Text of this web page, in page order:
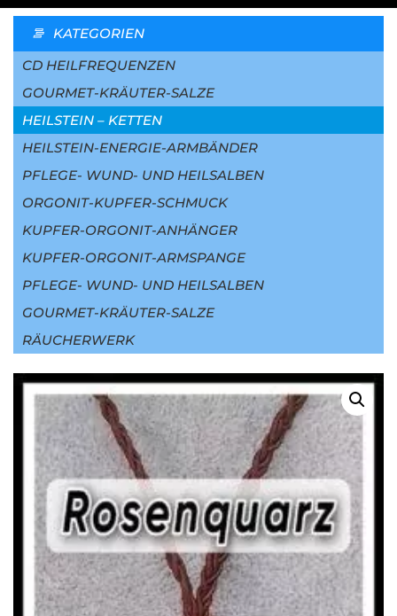
KATEGORIEN
CD HEILFREQUENZEN
GOURMET-KRÄUTER-SALZE
HEILSTEIN – KETTEN
HEILSTEIN-ENERGIE-ARMBÄNDER
PFLEGE- WUND- UND HEILSALBEN
ORGONIT-KUPFER-SCHMUCK
KUPFER-ORGONIT-ANHÄNGER
KUPFER-ORGONIT-ARMSPANGE
PFLEGE- WUND- UND HEILSALBEN
GOURMET-KRÄUTER-SALZE
RÄUCHERWERK